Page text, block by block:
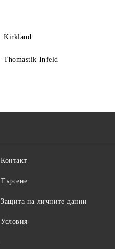
Kirkland
Thomastik Infeld
Контакт
Търсене
Защита на личните данни
Условия